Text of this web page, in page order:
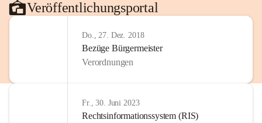
Veröffentlichungsportal
Do., 27. Dez. 2018
Bezüge Bürgermeister
Verordnungen
Fr., 30. Juni 2023
Rechtsinformationssystem (RIS)